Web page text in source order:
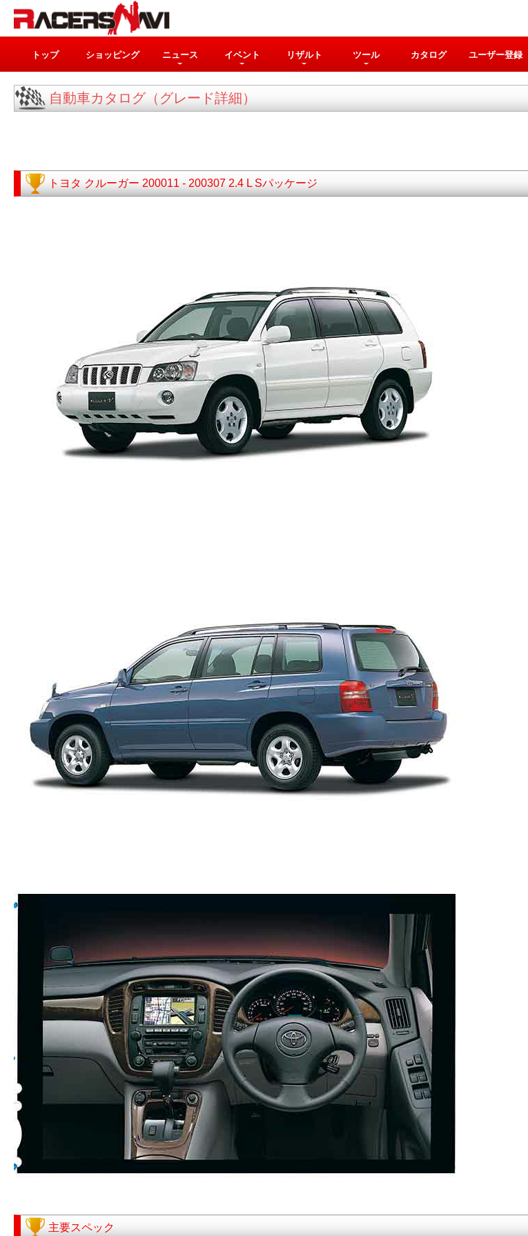
トップ ショッピング ニュース イベント リザルト ツール カタログ ユーザー登録
自動車カタログ（グレード詳細）
トヨタ クルーガー 200011 - 200307 2.4 L Sパッケージ
主要スペック